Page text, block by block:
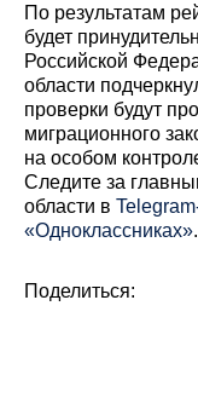
По результатам
будет
Российской
области
проверки будут
миграционного
на особом
Cледите за
области в
«Одноклассниках».
Поделиться: